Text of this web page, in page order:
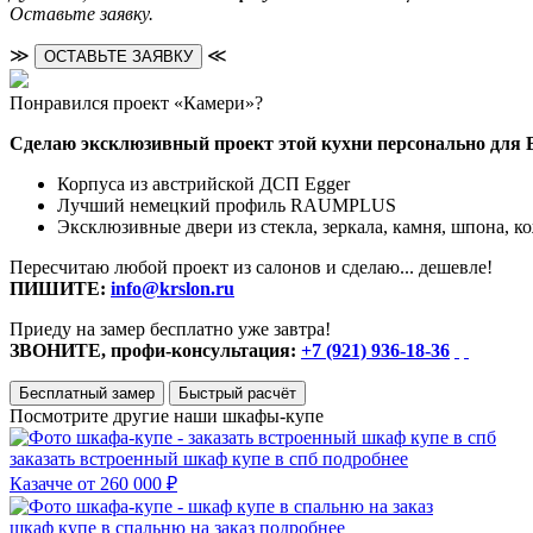
Оставьте заявку.
≫ ОСТАВЬТЕ ЗАЯВКУ ≪
Понравился проект «Камери»?
Сделаю эксклюзивный проект этой кухни персонально для
Корпуса из австрийской ДСП Egger
Лучший немецкий профиль RAUMPLUS
Эксклюзивные двери из стекла, зеркала, камня, шпона,
Пересчитаю любой проект из салонов и сделаю... дешевле!
ПИШИТЕ: info@krslon.ru
Приеду на замер бесплатно уже завтра!
ЗВОНИТЕ, профи-консультация: +7 (921) 936-18-36
Бесплатный замер Быстрый расчёт
Посмотрите другие наши шкафы-купе
заказать встроенный шкаф купе в спб подробнее
Казачче от 260 000 ₽
шкаф купе в спальню на заказ подробнее